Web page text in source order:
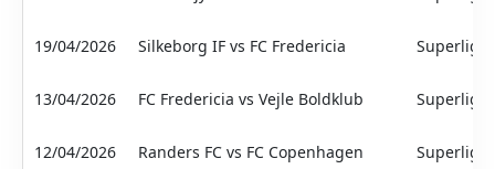
19/04/2026 Silkeborg IF vs FC Fredericia Superliga
13/04/2026 FC Fredericia vs Vejle Boldklub Superliga
12/04/2026 Randers FC vs FC Copenhagen Superliga